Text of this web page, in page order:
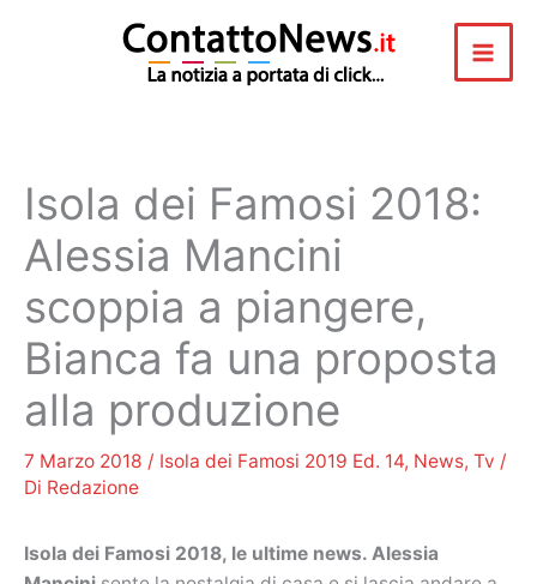
Isola dei Famosi 2018:
Alessia Mancini
scoppia a piangere,
Bianca fa una proposta
alla produzione
7 Marzo 2018 / Isola dei Famosi 2019 Ed. 14, News, Tv /
Di Redazione
Isola dei Famosi 2018, le ultime news. Alessia